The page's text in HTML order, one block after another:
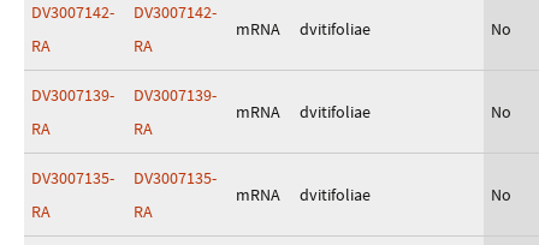
DV3007142-
RA
DV3007142-
RA
mRNA dvitifoliae No
DV3007139-
RA
DV3007139-
RA
mRNA dvitifoliae No
DV3007135-
RA
DV3007135-
RA
mRNA dvitifoliae No